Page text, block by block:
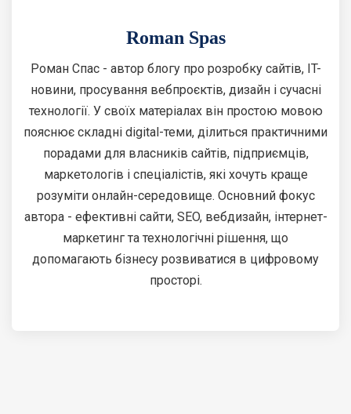
Roman Spas
Роман Спас - автор блогу про розробку сайтів, IT-
новини, просування вебпроєктів, дизайн і сучасні
технології. У своїх матеріалах він простою мовою
пояснює складні digital-теми, ділиться практичними
порадами для власників сайтів, підприємців,
маркетологів і спеціалістів, які хочуть краще
розуміти онлайн-середовище. Основний фокус
автора - ефективні сайти, SEO, вебдизайн, інтернет-
маркетинг та технологічні рішення, що
допомагають бізнесу розвиватися в цифровому
просторі.